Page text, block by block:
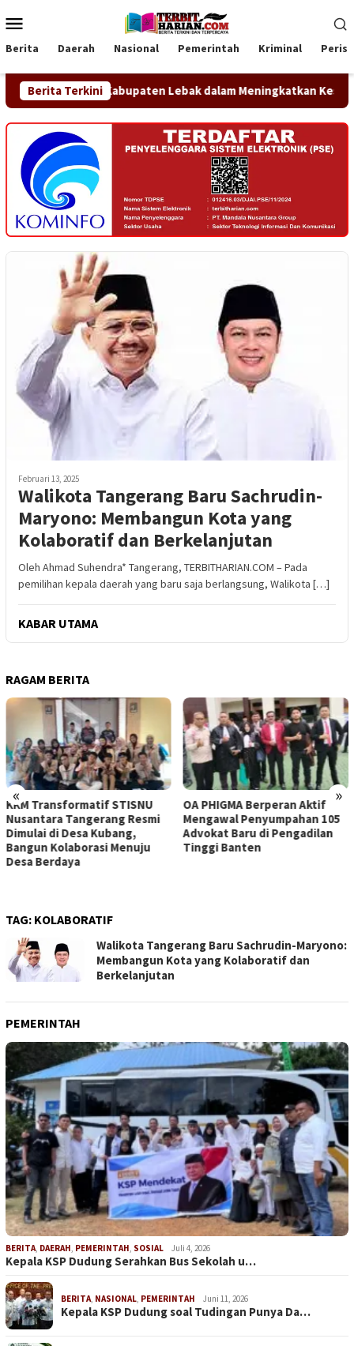
ke
kontenMobile
Berita Daerah Nasional Pemerintah Kriminal
Berita Terkini
Kabupaten Lebak dalam Meningkatkan Kesadaran
Februari 13, 2025
Walikota Tangerang Baru Sachrudin-
Maryono: Membangun Kota yang
Kolaboratif dan Berkelanjutan
Oleh Ahmad Suhendra* Tangerang, TERBITHARIAN.COM – Pada
pemilihan kepala daerah yang baru saja berlangsung, Walikota […]
KABAR UTAMA
RAGAM BERITA
« »
OA PHIGMA Berperan Aktif
Mengawal Penyumpahan 105
Advokat Baru di Pengadilan
Tinggi Banten
DPD LPK RI DKI Jakarta
Audiensi dengan Ketua Umum
LPK RI Bahas Penguatan
Sinergi Perlindungan
TAG: KOLABORATIF
Walikota Tangerang Baru Sachrudin-Maryono:
Membangun Kota yang Kolaboratif dan
Berkelanjutan
PEMERINTAH
BERITA, DAERAH, PEMERINTAH, SOSIAL Juli 4, 2026
Kepala KSP Dudung Serahkan Bus Sekolah u…
BERITA, NASIONAL, PEMERINTAH Juni 11, 2026
Kepala KSP Dudung soal Tudingan Punya Da…